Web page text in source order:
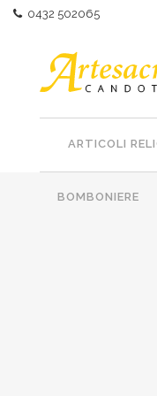
0432 502065
ARTICOLI
BOMBONIERE